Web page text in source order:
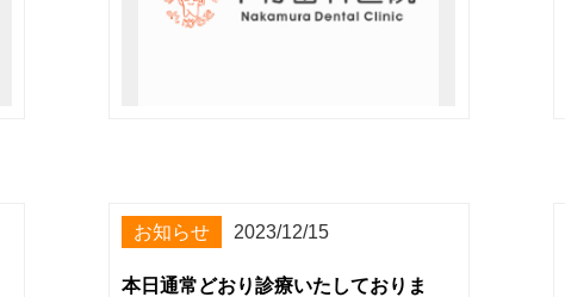
お知らせ 2023/12/15
本日通常どおり診療いたしておりま